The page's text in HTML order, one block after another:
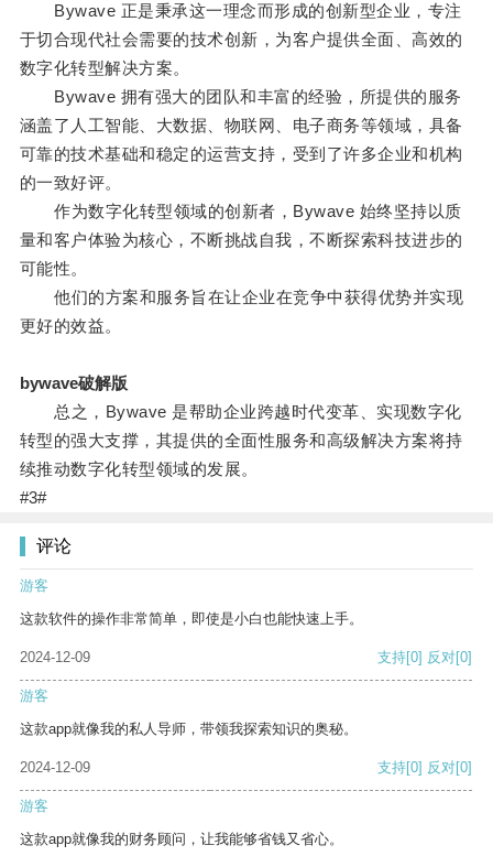
Bywave 正是秉承这一理念而形成的创新型企业，专注
于切合现代社会需要的技术创新，为客户提供全面、高效的
数字化转型解决方案。
Bywave 拥有强大的团队和丰富的经验，所提供的服务
涵盖了人工智能、大数据、物联网、电子商务等领域，具备
可靠的技术基础和稳定的运营支持，受到了许多企业和机构
的一致好评。
作为数字化转型领域的创新者，Bywave 始终坚持以质
量和客户体验为核心，不断挑战自我，不断探索科技进步的
可能性。
他们的方案和服务旨在让企业在竞争中获得优势并实现
更好的效益。
bywave破解版
总之，Bywave 是帮助企业跨越时代变革、实现数字化
转型的强大支撑，其提供的全面性服务和高级解决方案将持
续推动数字化转型领域的发展。
#3#
评论
游客
这款软件的操作非常简单，即使是小白也能快速上手。
2024-12-09 支持[0] 反对[0]
游客
这款app就像我的私人导师，带领我探索知识的奥秘。
2024-12-09 支持[0] 反对[0]
游客
这款app就像我的财务顾问，让我能够省钱又省心。